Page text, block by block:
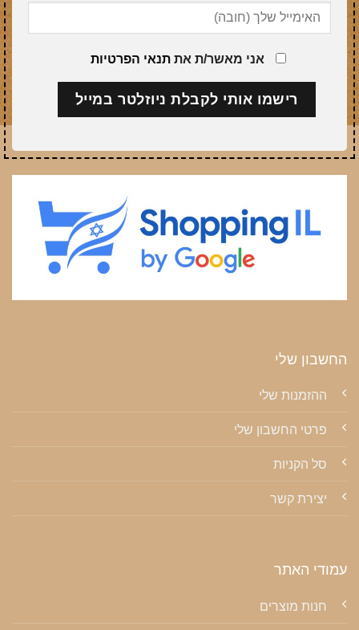
אני מאשר/ת את תנאי הפרטיות
החשבון שלי
ההזמנות שלי
פרטי החשבון שלי
סל הקניות
יצירת קשר
עמודי האתר
חנות מוצרים